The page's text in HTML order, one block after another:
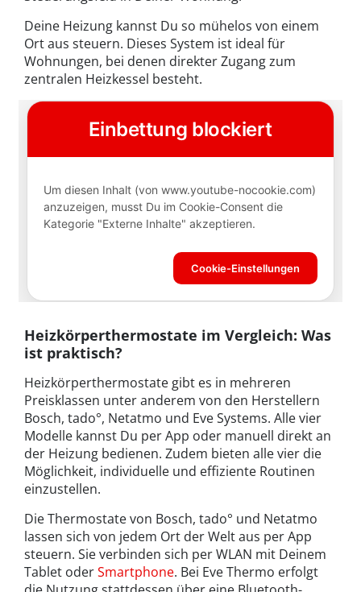
Deine Heizung kannst Du so mühelos von einem
Ort aus steuern. Dieses System ist ideal für
Wohnungen, bei denen direkter Zugang zum
zentralen Heizkessel besteht.
Heizkörperthermostate im Vergleich: Was
ist praktisch?
Heizkörperthermostate gibt es in mehreren
Preisklassen unter anderem von den Herstellern
Bosch, tado°, Netatmo und Eve Systems. Alle vier
Modelle kannst Du per App oder manuell direkt an
der Heizung bedienen. Zudem bieten alle vier die
Möglichkeit, individuelle und effiziente Routinen
einzustellen.
Die Thermostate von Bosch, tado° und Netatmo
lassen sich von jedem Ort der Welt aus per App
steuern. Sie verbinden sich per WLAN mit Deinem
Tablet oderSmartphone. Bei Eve Thermo erfolgt